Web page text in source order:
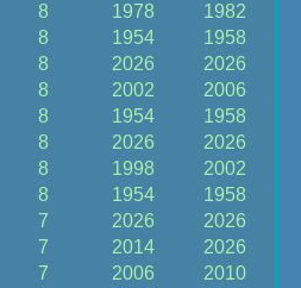
8 1978
1982
8 1954
1958
8 2026
2026
8 2002
2006
8 1954
1958
8 2026
2026
8 1998
2002
8 1954
1958
7 2026
2026
7 2014
2026
7 2006
2010